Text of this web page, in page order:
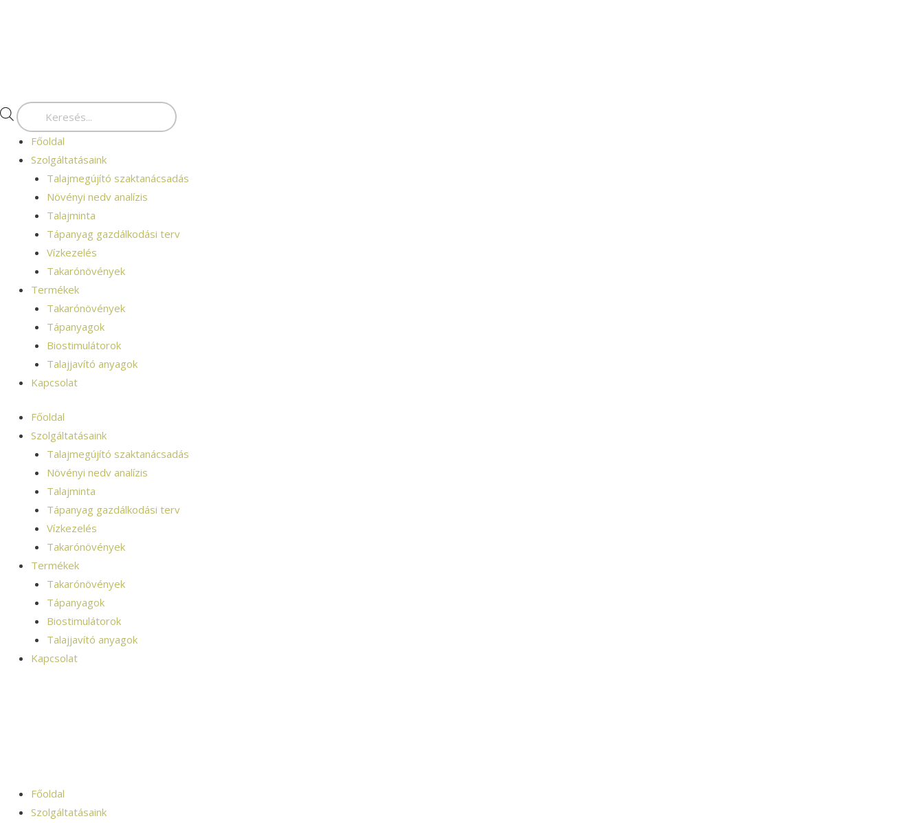
Főoldal
Szolgáltatásaink
Talajmegújító szaktanácsadás
Növényi nedv analízis
Talajminta
Tápanyag gazdálkodási terv
Vízkezelés
Takarónövények
Termékek
Takarónövények
Tápanyagok
Biostimulátorok
Talajjavító anyagok
Kapcsolat
Főoldal
Szolgáltatásaink
Talajmegújító szaktanácsadás
Növényi nedv analízis
Talajminta
Tápanyag gazdálkodási terv
Vízkezelés
Takarónövények
Termékek
Takarónövények
Tápanyagok
Biostimulátorok
Talajjavító anyagok
Kapcsolat
Főoldal
Szolgáltatásaink